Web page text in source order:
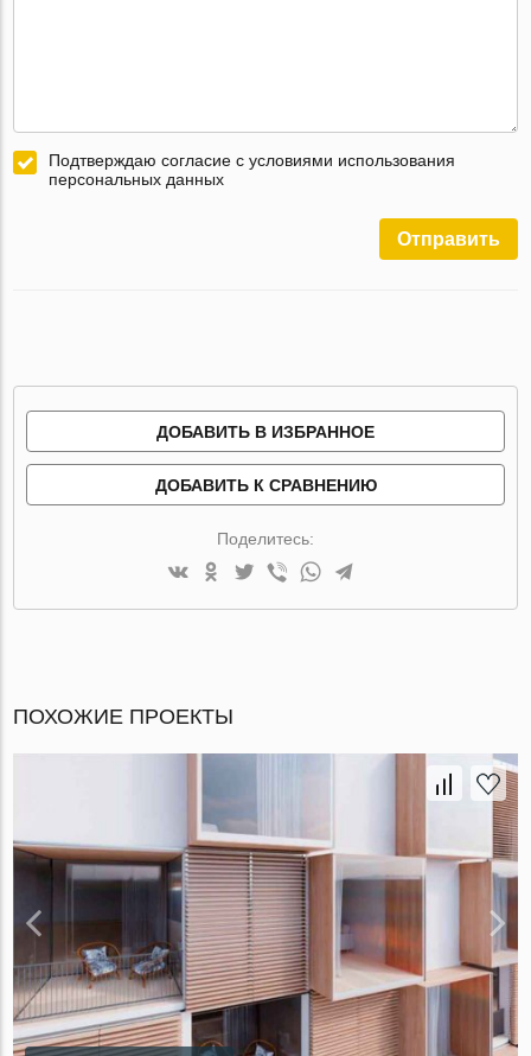
Подтверждаю согласие с условиями использования
персональных данных
Отправить
ДОБАВИТЬ В ИЗБРАННОЕ
ДОБАВИТЬ К СРАВНЕНИЮ
Поделитесь:
ПОХОЖИЕ ПРОЕКТЫ